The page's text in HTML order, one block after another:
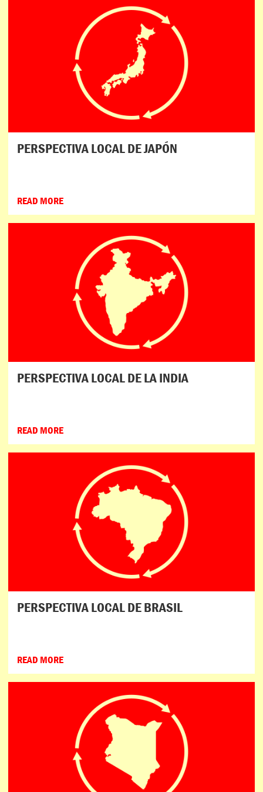
PERSPECTIVA LOCAL DE JAPÓN
READ MORE
PERSPECTIVA LOCAL DE LA INDIA
READ MORE
PERSPECTIVA LOCAL DE BRASIL
READ MORE